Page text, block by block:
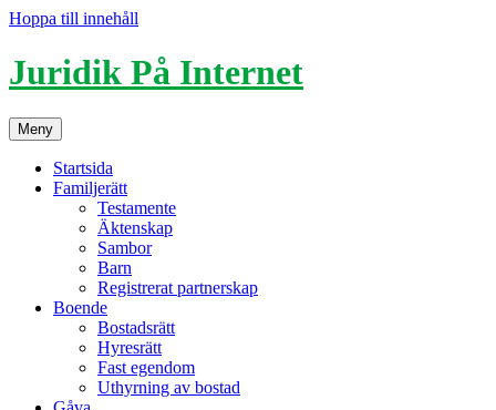
Hoppa till innehåll
Juridik På Internet
Meny
Startsida
Familjerätt
Testamente
Äktenskap
Sambor
Barn
Registrerat partnerskap
Boende
Bostadsrätt
Hyresrätt
Fast egendom
Uthyrning av bostad